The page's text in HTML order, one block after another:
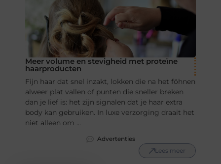
Meer volume en stevigheid met proteïne
haarproducten
Fijn haar dat snel inzakt, lokken die na het föhnen
alweer plat vallen of punten die sneller breken
dan je lief is: het zijn signalen dat je haar extra
body kan gebruiken. In luxe verzorging draait het
niet alleen om ...
Advertenties
Lees meer